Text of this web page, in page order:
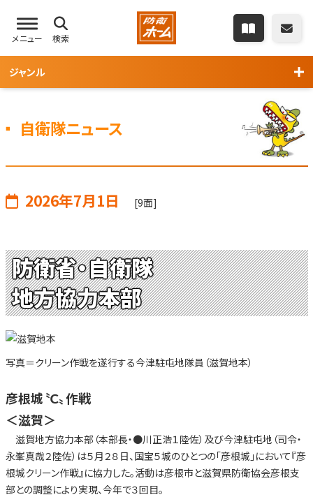
メニュー 検索
ジャンル
自衛隊ニュース
2026年7月1日 [9面]
防衛省・自衛隊
地方協力本部
写真＝クリーン作戦を遂行する今津駐屯地隊員（滋賀地本）
彦根城〝Ｃ〟作戦
＜滋賀＞
滋賀地方協力本部（本部長・●川正浩１陸佐）及び今津駐屯地（司令・
永峯真哉２陸佐）は５月２８日、国宝５城のひとつの「彦根城」において『彦
根城クリーン作戦』に協力した。活動は彦根市と滋賀県防衛協会彦根支
部との調整により実現、今年で３回目。